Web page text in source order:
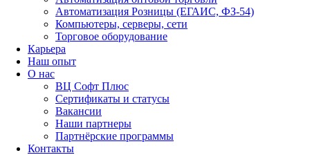
Автоматизация Розницы (ЕГАИС, ФЗ-54)
Компьютеры, серверы, сети
Торговое оборудование
Карьера
Наш опыт
О нас
ВЦ Софт Плюс
Сертификаты и статусы
Вакансии
Наши партнеры
Партнёрские программы
Контакты